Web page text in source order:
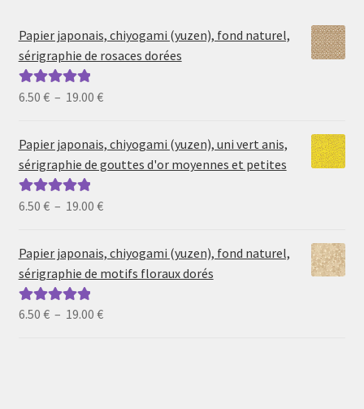
Papier japonais, chiyogami (yuzen), fond naturel,
sérigraphie de rosaces dorées
Note5.00sur
6.50 € – 19.00 €Plage
prix :
6.50 €
à
Papier japonais, chiyogami (yuzen), uni vert anis,
sérigraphie de gouttes d'or moyennes et petites
Note5.00sur
6.50 € – 19.00 €Plage
prix :
6.50 €
19.00 €
Papier japonais, chiyogami (yuzen), fond naturel,
sérigraphie de motifs floraux dorés
Note5.00sur
6.50 € – 19.00 €Plage